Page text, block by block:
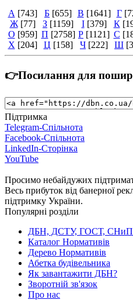
А [743] Б [655] В [1641] Г
Ж [77] З [1159] І [379] К
О [959] П [2758] Р [1121] С
Х [204] Ц [158] Ч [222] Ш
👉Посилання для
Підтримка
Telegram-Спільнота
Facebook-Спільнота
LinkedIn-Сторінка
YouTube
Просимо небайдужих
Весь прибуток від банерної
підтримку України.
Популярні розділи
ДБН, ДСТУ, ГОСТ, СНиП
Каталог Нормативів
Дерево Нормативів
Абетка будівельника
Як завантажити ДБН?
Зворотній зв'язок
Про нас